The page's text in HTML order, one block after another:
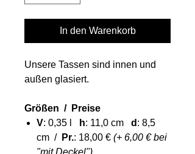
In den Warenkorb
Unsere Tassen sind innen und
außen glasiert.
Größen / Preise
V: 0,35 l h: 11,0 cm d : 8,5
cm / Pr.: 18,00 € (+ 6,00 € bei
"mit Deckel")